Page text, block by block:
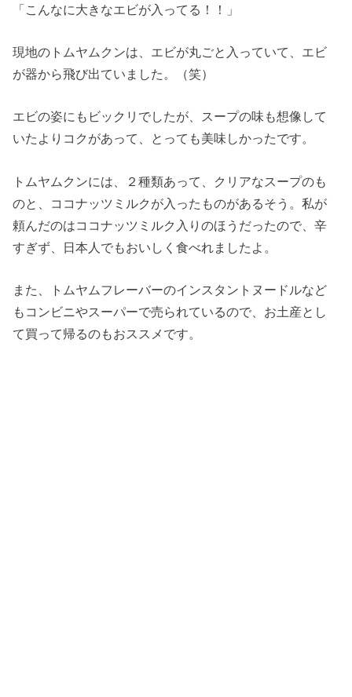
「こんなに大きなエビが入ってる！！」
現地のトムヤムクンは、エビが丸ごと入っていて、エビ
が器から飛び出ていました。（笑）
エビの姿にもビックリでしたが、スープの味も想像して
いたよりコクがあって、とっても美味しかったです。
トムヤムクンには、２種類あって、クリアなスープのも
のと、ココナッツミルクが入ったものがあるそう。私が
頼んだのはココナッツミルク入りのほうだったので、辛
すぎず、日本人でもおいしく食べれましたよ。
また、トムヤムフレーバーのインスタントヌードルなど
もコンビニやスーパーで売られているので、お土産とし
て買って帰るのもおススメです。